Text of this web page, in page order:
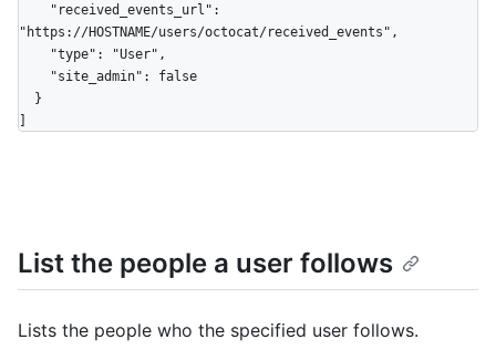
"https://HOSTNAME/users/octocat/received_events",
List the people a user follows
Lists the people who the specified user follows.